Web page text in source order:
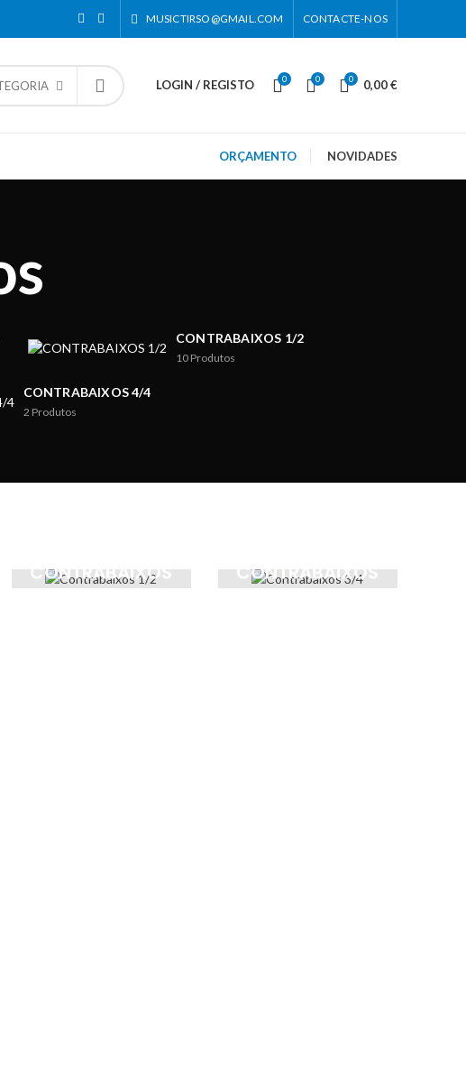
MUSICTIRSO@GMAIL.COM CONTACTE-NOS
LOGIN / REGISTO 0 0 0 0,00€
ORÇAMENTO NOVIDADES
CONTRABAIXOS 1/2
10 Produtos
CONTRABAIXOS 4/4
2 Produtos
CONTRABAIXOS
CONTRABAIXOS